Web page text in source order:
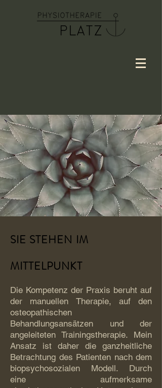
SIE STEHEN IM
MITTELPUNKT
Die Kompetenz der Praxis beruht auf
der manuellen Therapie, auf den
osteopathischen
Behandlungsansätzen und der
angeleiteten Trainingstherapie. Mein
Ansatz ist daher die ganzheitliche
Betrachtung des Patienten nach dem
biopsychosozialen Modell. Durch
eine aufmerksame